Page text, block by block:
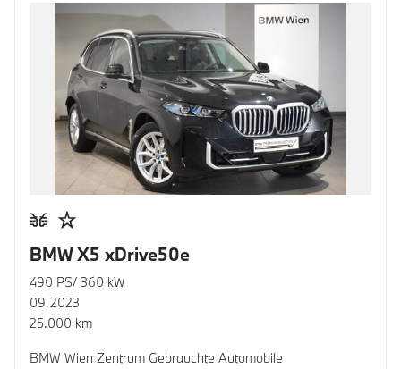
BMW X5 xDrive50e
490 PS/ 360 kW
09.2023
25.000 km
BMW Wien Zentrum Gebrauchte Automobile